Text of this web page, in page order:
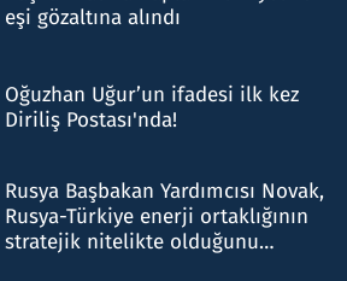
eşi gözaltına alındı
Oğuzhan Uğur’un ifadesi ilk kez
Diriliş Postası'nda!
Rusya Başbakan Yardımcısı Novak,
Rusya-Türkiye enerji ortaklığının
stratejik nitelikte olduğunu